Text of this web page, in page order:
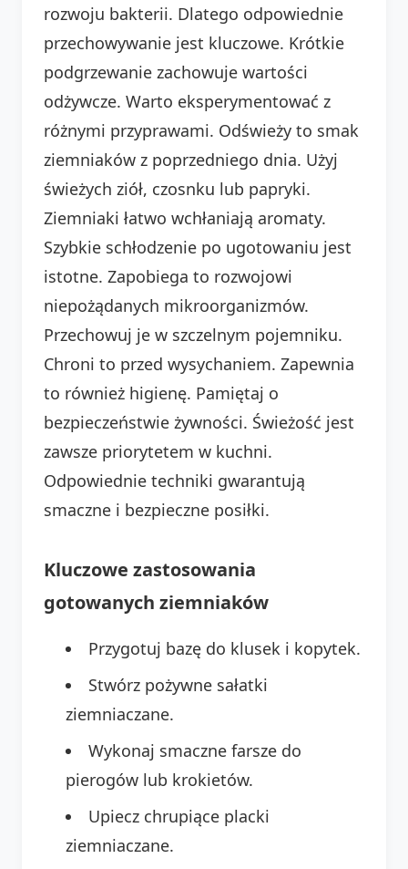
rozwoju bakterii. Dlatego odpowiednie
przechowywanie jest kluczowe. Krótkie
podgrzewanie zachowuje wartości
odżywcze. Warto eksperymentować z
różnymi przyprawami. Odświeży to smak
ziemniaków z poprzedniego dnia. Użyj
świeżych ziół, czosnku lub papryki.
Ziemniaki łatwo wchłaniają aromaty.
Szybkie schłodzenie po ugotowaniu jest
istotne. Zapobiega to rozwojowi
niepożądanych mikroorganizmów.
Przechowuj je w szczelnym pojemniku.
Chroni to przed wysychaniem. Zapewnia
to również higienę. Pamiętaj o
bezpieczeństwie żywności. Świeżość jest
zawsze priorytetem w kuchni.
Odpowiednie techniki gwarantują
smaczne i bezpieczne posiłki.
Kluczowe zastosowania
gotowanych ziemniaków
Przygotuj bazę do klusek i kopytek.
Stwórz pożywne sałatki
ziemniaczane.
Wykonaj smaczne farsze do
pierogów lub krokietów.
Upiecz chrupiące placki
ziemniaczane.